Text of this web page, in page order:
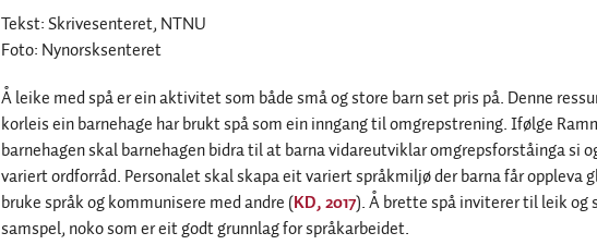
Tekst: Skrivesenteret, NTNU
Foto: Nynorsksenteret
Å leike med spå er ein aktivitet som både små og store barn set pris på. Denne
korleis ein barnehage har brukt spå som ein inngang til omgrepstrening. Ifølge
barnehagen skal barnehagen bidra til at barna vidareutviklar omgrepsforståinga si
variert ordforråd. Personalet skal skapa eit variert språkmiljø der barna får oppleva
bruke språk og kommunisere med andre (KD, 2017). Å brette spå inviterer til leik og
samspel, noko som er eit godt grunnlag for språkarbeidet.